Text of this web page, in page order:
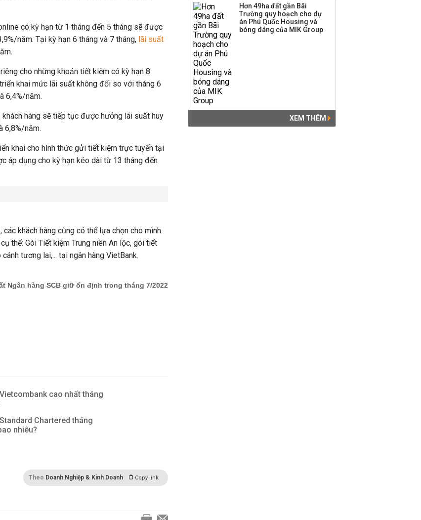
có kỳ hạn từ 1 tháng đến 5 tháng sẽ được
năm. Tại kỳ hạn 6 tháng và 7 tháng, lãi suất
cho những khoản tiết kiệm có kỳ hạn 8
khai mức lãi suất không đổi so với tháng 6
6,4%/năm.
hàng sẽ tiếp tục được hưởng lãi suất huy
6,8%/năm.
khai cho hình thức gửi tiết kiệm trực tuyến tại
áp dụng cho kỳ hạn kéo dài từ 13 tháng đến
khách hàng cũng có thể lựa chọn cho mình
thể: Gói Tiết kiệm Trung niên An lộc, gói tiết
tương lai,... tại ngân hàng VietBank.
cao nhất tháng
Chartered tháng
nhiêu?
Theo Doanh Nghiệp & Kinh Doanh Copy link
Hơn 49ha đất gần Bãi
Trường quy hoạch cho dự
án Phú Quốc Housing và
bóng dáng của MIK Group
XEM THÊM